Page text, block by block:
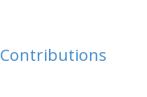
Contributions